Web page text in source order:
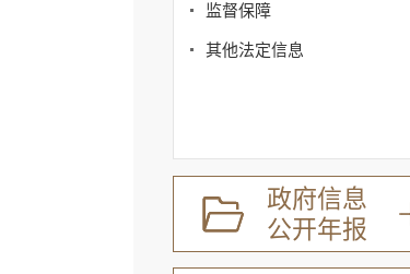
监督保障
其他法定信息
政府信息
公开年报